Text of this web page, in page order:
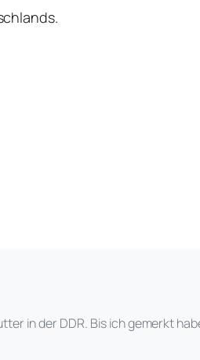
in der DDR. Bis ich gemerkt